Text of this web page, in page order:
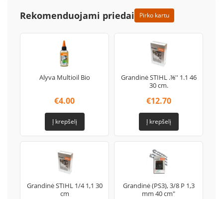
Rekomenduojami priedai Pirko kartu
Alyva Multioil Bio
€4.00
Į krepšelį
Grandinė STIHL .⅜'' 1.1 46
30 cm.
€12.70
Į krepšelį
Grandinė STIHL 1/4 1,1 30
cm
Grandinė (PS3), 3/8 P 1,3
mm 40 cm"